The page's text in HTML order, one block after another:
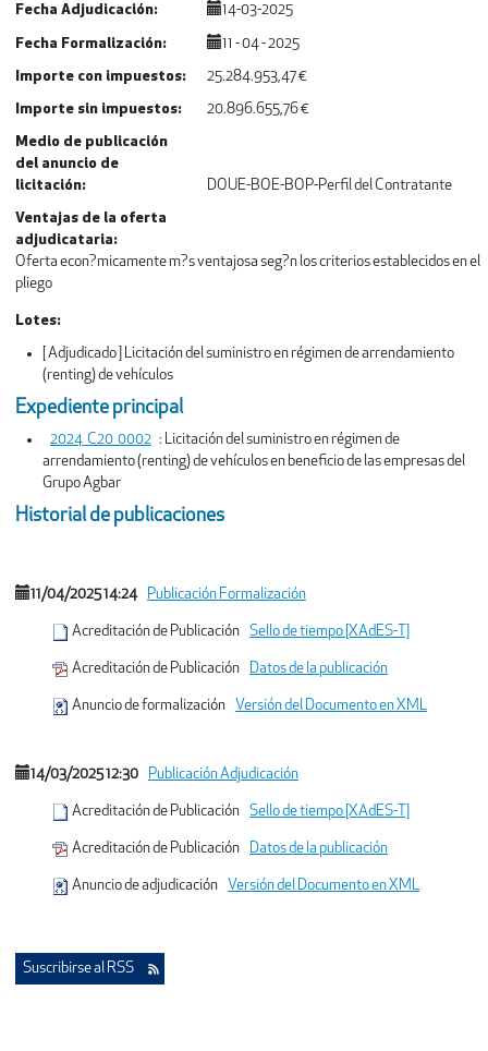
Fecha Adjudicación 14-03-2025
Fecha Formalización
11 - 04 - 2025
Importe con impuestos
25.284.953,47 €
Importe sin impuestos
20.896.655,76 €
Medio de publicación
del anuncio de
licitación
DOUE-BOE-BOP-Perfil del Contratante
Ventajas de la oferta
adjudicataria
Oferta econ?micamente m?s ventajosa seg?n los criterios establecidos en el
pliego
Lotes
[ Adjudicado ] Licitación del suministro en régimen de arrendamiento
(renting) de vehículos
Expediente principal
2024_C20_0002 : Licitación del suministro en régimen de
arrendamiento (renting) de vehículos en beneficio de las empresas del
Grupo Agbar
Historial de publicaciones
11/04/2025 14:24 Publicación Formalización
Acreditación de Publicación Sello de tiempo [XAdES-T]
Acreditación de Publicación Datos de la publicación
Anuncio de formalización Versión del Documento en XML
14/03/2025 12:30 Publicación Adjudicación
Acreditación de Publicación Sello de tiempo [XAdES-T]
Acreditación de Publicación Datos de la publicación
Anuncio de adjudicación Versión del Documento en XML
Suscribirse al RSS